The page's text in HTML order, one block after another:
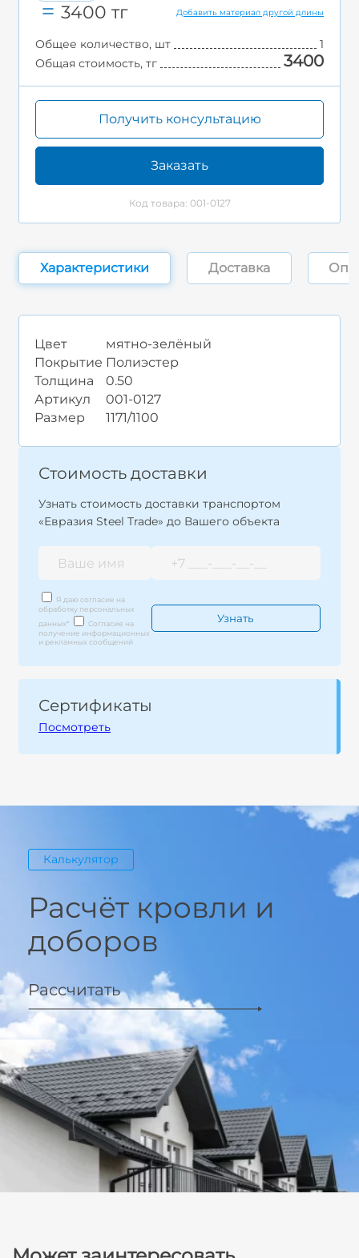
3400 тг Добавить материал другой длины
Общее количество, шт
1
Общая стоимость, тг
3400
Получить консультацию
Заказать
Код товара: 001-0127
Характеристики Доставка
Цвет
мятно-зелёный
Покрытие Полиэстер
Толщина
0.50
Артикул
001-0127
Размер
1171/1100
Стоимость доставки
Узнать стоимость доставки транспортом
«Евразия Steel Trade» до Вашего объекта
Я даю согласие на
обработку персональных
данных*
Согласие на
получение информационных
и рекламных сообщений
Сертификаты
Посмотреть
Калькулятор
Расчёт кровли и
доборов
Рассчитать